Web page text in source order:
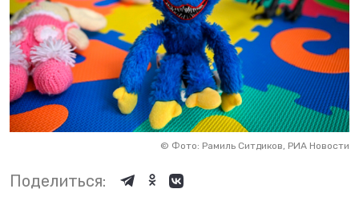
© Фото: Рамиль Ситдиков, РИА Новости
Поделиться: